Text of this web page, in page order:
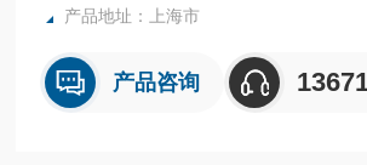
产品地址：上海市
产品咨询